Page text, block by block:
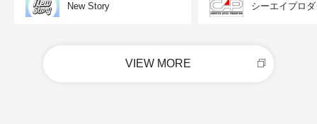
New Story シーエイプロ
VIEW MORE